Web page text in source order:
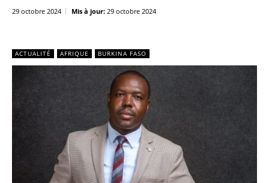
29 octobre 2024 Mis à jour: 29 octobre 2024
ACTUALITÉ AFRIQUE BURKINA FASO